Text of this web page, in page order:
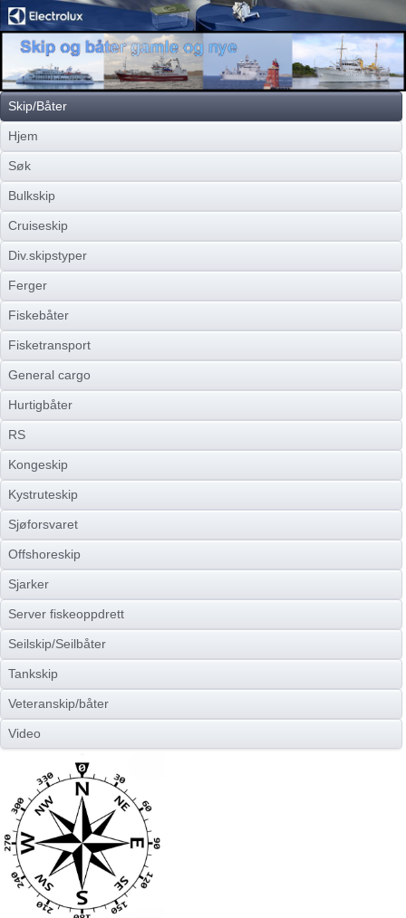
Skip/Båter
Hjem
Søk
Bulkskip
Cruiseskip
Div.skipstyper
Ferger
Fiskebåter
Fisketransport
General cargo
Hurtigbåter
RS
Kongeskip
Kystruteskip
Sjøforsvaret
Offshoreskip
Sjarker
Server fiskeoppdrett
Seilskip/Seilbåter
Tankskip
Veteranskip/båter
Video